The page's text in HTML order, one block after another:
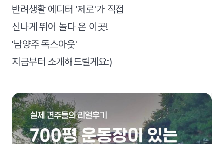
반려생활 에디터 '제로'가 직접
신나게 뛰어 놀다 온 이곳!
'남양주 독스아웃'
지금부터 소개해드릴게요:)